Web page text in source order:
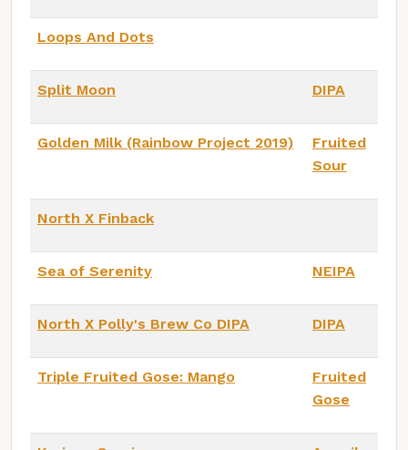
Loops And Dots
Split Moon DIPA
Golden Milk (Rainbow Project 2019)
Fruited
Sour
North X Finback
Sea of Serenity NEIPA
North X Polly's Brew Co DIPA DIPA
Triple Fruited Gose: Mango
Fruited
Gose